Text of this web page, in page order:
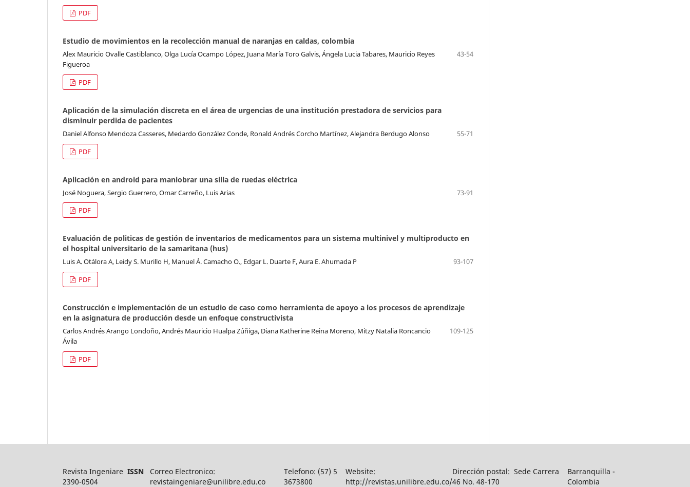
PDF
Estudio de movimientos en la recolección manual de naranjas en caldas, colombia
Alex Mauricio Ovalle Castiblanco, Olga Lucía Ocampo López, Juana María Toro Galvis, Ángela Lucia Tabares, Mauricio Reyes
Figueroa
43-54
PDF
Aplicación de la simulación discreta en el área de urgencias de una institución prestadora de servicios para
disminuir perdida de pacientes
Daniel Alfonso Mendoza Casseres, Medardo González Conde, Ronald Andrés Corcho Martínez, Alejandra Berdugo Alonso
55-71
PDF
Aplicación en android para maniobrar una silla de ruedas eléctrica
José Noguera, Sergio Guerrero, Omar Carreño, Luis Arias
73-91
PDF
Evaluación de politicas de gestión de inventarios de medicamentos para un sistema multinivel y multiproducto en
el hospital universitario de la samaritana (hus)
Luis A. Otálora A, Leidy S. Murillo H, Manuel Á. Camacho O., Edgar L. Duarte F, Aura E. Ahumada P
93-107
PDF
Construcción e implementación de un estudio de caso como herramienta de apoyo a los procesos de aprendizaje
en la asignatura de producción desde un enfoque constructivista
Carlos Andrés Arango Londoño, Andrés Mauricio Hualpa Zúñiga, Diana Katherine Reina Moreno, Mitzy Natalia Roncancio
Ávila
109-125
PDF
Revista Ingeniare ISSN
2390-0504
Correo Electronico:
revistaingeniare@unilibre.edu.co
Telefono: (57) 5
3673800
Website:
http://revistas.unilibre.edu.co/
Dirección postal: Sede Carrera
46 No. 48-170
Barranquilla -
Colombia